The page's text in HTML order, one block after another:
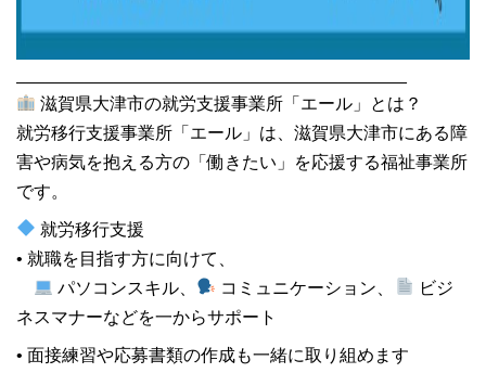
滋賀県大津市の就労支援事業所「エール」とは？
就労移行支援事業所「エール」は、滋賀県大津市にある障
害や病気を抱える方の「働きたい」を応援する福祉事業所
です。
就労移行支援
• 就職を目指す方に向けて、
パソコンスキル、
コミュニケーション、
ビジ
ネスマナーなどを一からサポート
• 面接練習や応募書類の作成も一緒に取り組めます